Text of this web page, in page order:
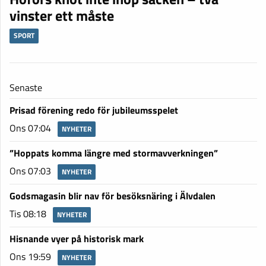
vinster ett måste
SPORT
Senaste
Prisad förening redo för jubileumsspelet
Ons 07:04
NYHETER
”Hoppats komma längre med stormavverkningen”
Ons 07:03
NYHETER
Godsmagasin blir nav för besöksnäring i Älvdalen
Tis 08:18
NYHETER
Hisnande vyer på historisk mark
Ons 19:59
NYHETER